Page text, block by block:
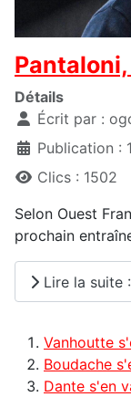
Détails
Écrit par :
Publication :
Clics : 1502
Selon Ouest
prochain
Lire la suite
Vanhoutte
Boudache
Dante s'en